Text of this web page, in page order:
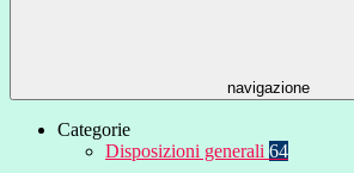
navigazione
Categorie
Disposizioni generali 64